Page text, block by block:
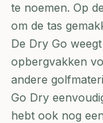
te noemen. Op
om de tas
De Dry Go
opbergvakken
andere
Go Dry
hebt ook nog